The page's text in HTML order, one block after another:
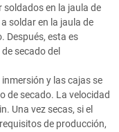
en la jaula de
soldar en la jaula de
Después, esta es
secado del
y las cajas se
de secado. La velocidad
Una vez secas, si el
de producción,